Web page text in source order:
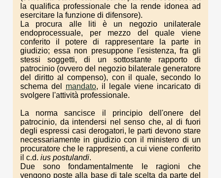
la qualifica professionale che la rende idonea ad
esercitare la funzione di difensore).
La procura alle liti è un negozio unilaterale
endoprocessuale, per mezzo del quale viene
conferito il potere di rappresentare la parte in
giudizio; essa non presuppone l'esistenza, fra gli
stessi soggetti, di un sottostante rapporto di
patrocinio (ovvero del negozio bilaterale generatore
del diritto al compenso), con il quale, secondo lo
schema del mandato, il legale viene incaricato di
svolgere l'attività professionale.
La norma sancisce il principio dell'onere del
patrocinio, da intendersi nel senso che, al di fuori
degli espressi casi derogatori, le parti devono stare
necessariamente in giudizio con il ministero di un
procuratore che le rappresenti, a cui viene conferito
il c.d. ius postulandi.
Due sono fondamentalmente le ragioni che
vengono poste alla base di tale scelta da parte del